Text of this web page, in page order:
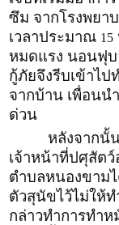
ซึม จากโรงพยา
เวลาประมาณ 15
หมดแรง นอนฟุ
กู้ภัยจึงรีบเข้าไป
จากบ้าน เพื่อนน
ด่วน
หลังจากนั้
เจ้าหน้าที่ปศุสัต
ตำบลหนองขาม
ตัวสุนัขไว้ไม่ให้
กล่าวทำการทำ